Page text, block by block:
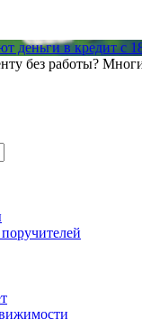
деньги в кредит с
без работы?